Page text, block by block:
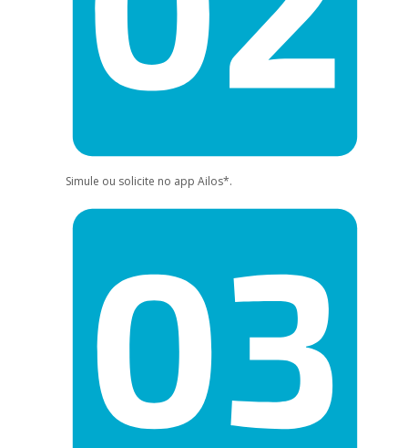
Simule ou solicite no app Ailos*.